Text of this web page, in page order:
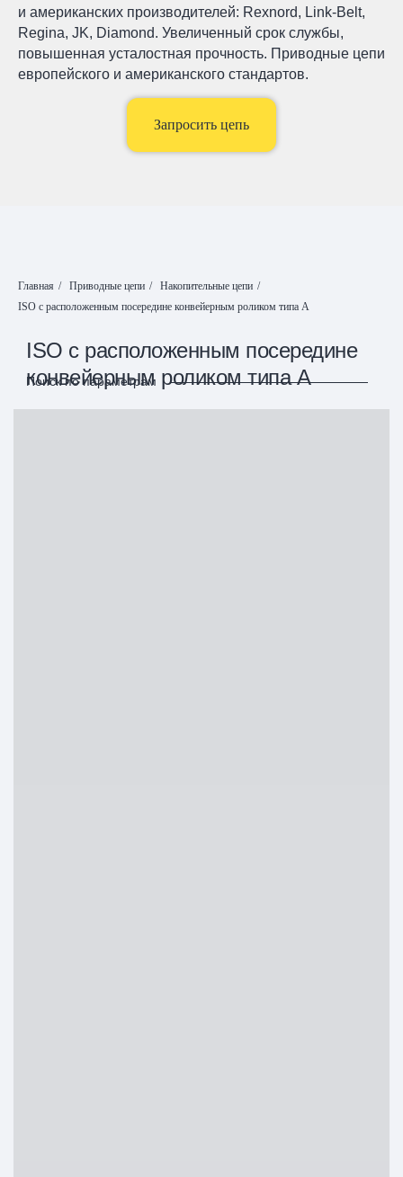
и американских производителей: Rexnord, Link-Belt,
Regina, JK, Diamond. Увеличенный срок службы,
повышенная усталостная прочность. Приводные цепи
европейского и американского стандартов.
Запросить цепь
Главная / Приводные цепи / Накопительные цепи /
ISO с расположенным посередине конвейерным роликом типа А
ISO с расположенным посередине
конвейерным роликом типа А
Поиск по параметрам